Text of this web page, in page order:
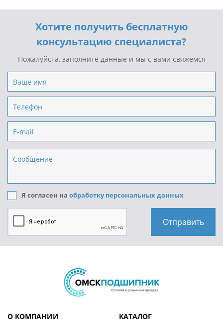
Хотите получить бесплатную
консультацию специалиста?
Пожалуйста, заполните данные и мы с вами свяжемся
Я согласен на обработку персональных данных
О КОМПАНИИ КАТАЛОГ